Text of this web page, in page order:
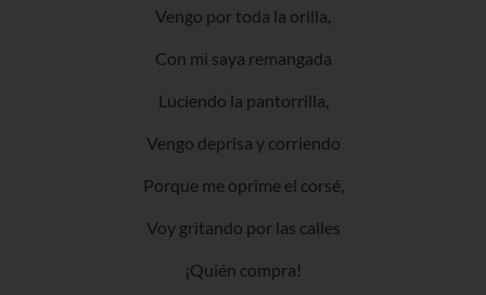
Vengo por toda la orilla,
Con mi saya remangada
Luciendo la pantorrilla,
Vengo deprisa y corriendo
Porque me oprime el corsé,
Voy gritando por las calles
¡Quién compra!